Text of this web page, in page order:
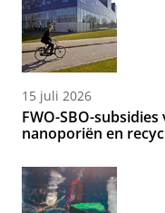
15 juli 2026
FWO-SBO-
nanoporiën en